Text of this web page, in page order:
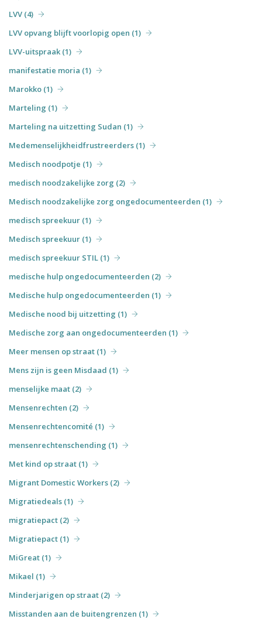
LVV (4)
LVV opvang blijft voorlopig open (1)
LVV-uitspraak (1)
manifestatie moria (1)
Marokko (1)
Marteling (1)
Marteling na uitzetting Sudan (1)
Medemenselijkheidfrustreerders (1)
Medisch noodpotje (1)
medisch noodzakelijke zorg (2)
Medisch noodzakelijke zorg ongedocumenteerden (1)
medisch spreekuur (1)
Medisch spreekuur (1)
medisch spreekuur STIL (1)
medische hulp ongedocumenteerden (2)
Medische hulp ongedocumenteerden (1)
Medische nood bij uitzetting (1)
Medische zorg aan ongedocumenteerden (1)
Meer mensen op straat (1)
Mens zijn is geen Misdaad (1)
menselijke maat (2)
Mensenrechten (2)
Mensenrechtencomité (1)
mensenrechtenschending (1)
Met kind op straat (1)
Migrant Domestic Workers (2)
Migratiedeals (1)
migratiepact (2)
Migratiepact (1)
MiGreat (1)
Mikael (1)
Minderjarigen op straat (2)
Misstanden aan de buitengrenzen (1)